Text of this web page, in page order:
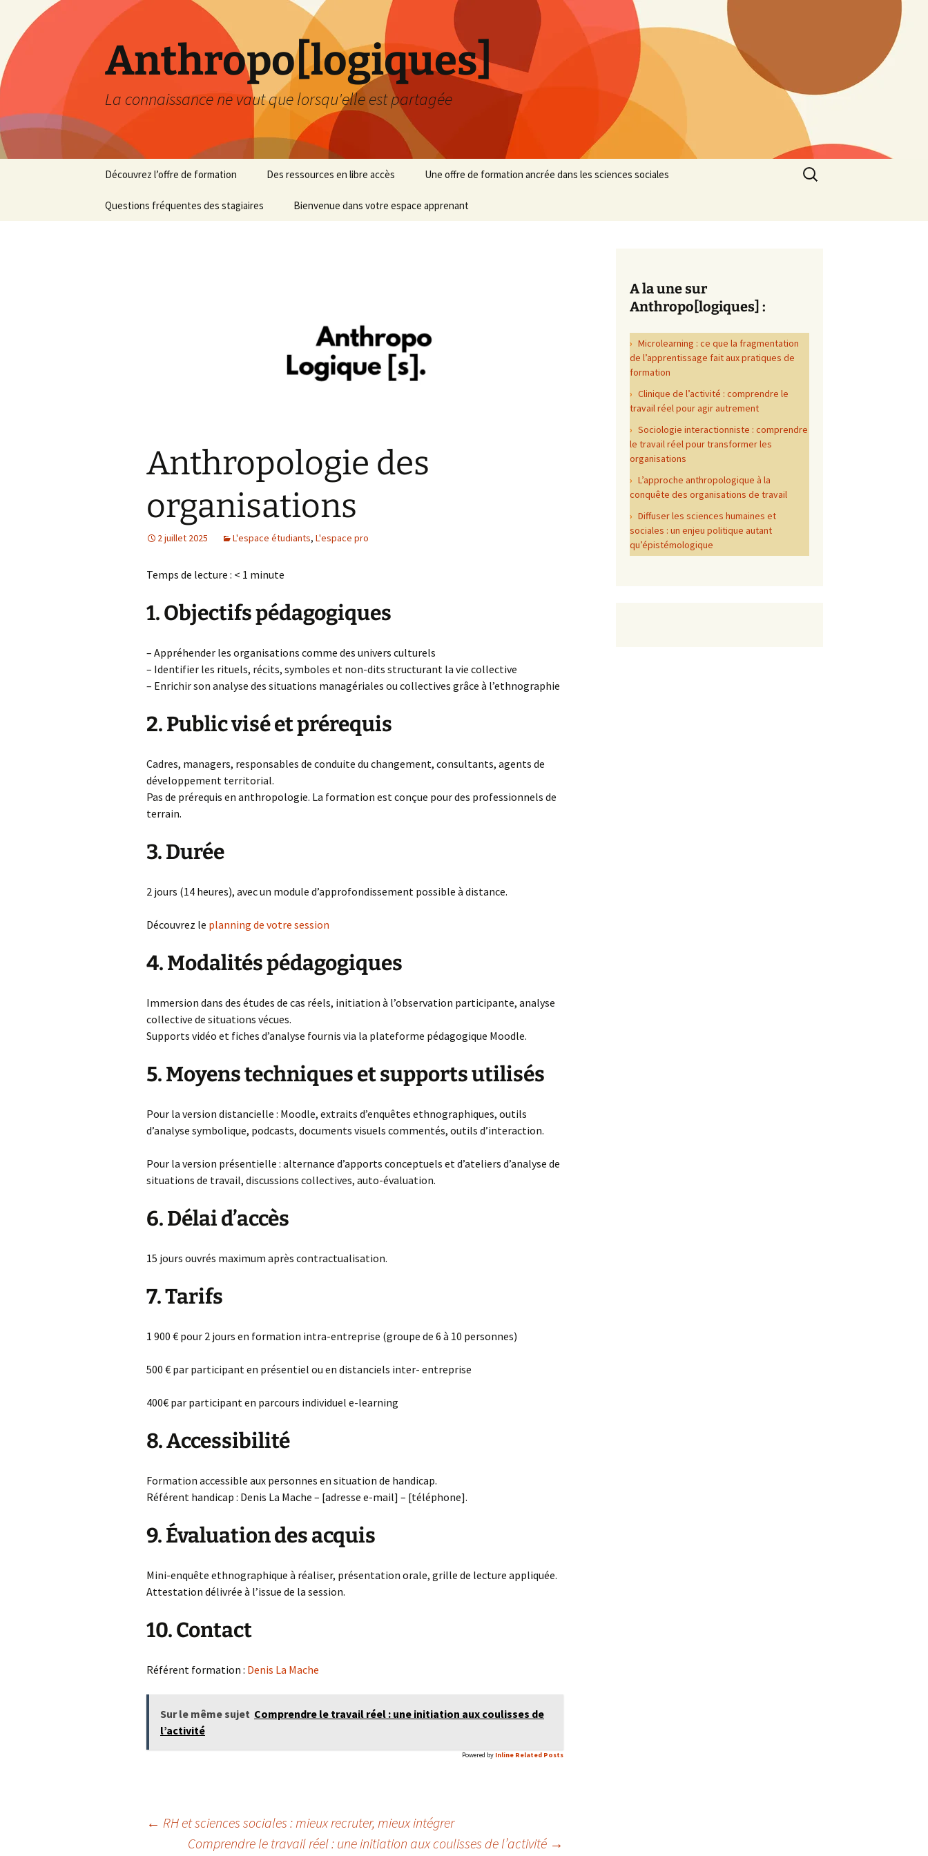
contenu
Anthropo[logiques]
La connaissance ne vaut que lorsqu'elle est partagée
Découvrez l’offre de formation Des ressources en libre accès Une offre de formation ancrée dans les sciences sociales
Questions fréquentes des stagiaires Bienvenue dans votre espace apprenant
Rechercher :
Anthropologie des
organisations
2 juillet 2025 L'espace étudiants, L'espace pro
Temps de lecture : < 1 minute
1. Objectifs pédagogiques
– Appréhender les organisations comme des univers culturels
– Identifier les rituels, récits, symboles et non-dits structurant la vie collective
– Enrichir son analyse des situations managériales ou collectives grâce à l’ethnographie
2. Public visé et prérequis
Cadres, managers, responsables de conduite du changement, consultants, agents de
développement territorial.
Pas de prérequis en anthropologie. La formation est conçue pour des professionnels de
terrain.
3. Durée
2 jours (14 heures), avec un module d’approfondissement possible à distance.
Découvrez le planning de votre session
4. Modalités pédagogiques
Immersion dans des études de cas réels, initiation à l’observation participante, analyse
collective de situations vécues.
Supports vidéo et fiches d’analyse fournis via la plateforme pédagogique Moodle.
5. Moyens techniques et supports utilisés
Pour la version distancielle : Moodle, extraits d’enquêtes ethnographiques, outils
d’analyse symbolique, podcasts, documents visuels commentés, outils d’interaction.
Pour la version présentielle : alternance d’apports conceptuels et d’ateliers d’analyse de
situations de travail, discussions collectives, auto-évaluation.
6. Délai d’accès
15 jours ouvrés maximum après contractualisation.
7. Tarifs
1 900 € pour 2 jours en formation intra-entreprise (groupe de 6 à 10 personnes)
500 € par participant en présentiel ou en distanciels inter- entreprise
400€ par participant en parcours individuel e-learning
8. Accessibilité
Formation accessible aux personnes en situation de handicap.
Référent handicap : Denis La Mache – [adresse e-mail] – [téléphone].
9. Évaluation des acquis
Mini-enquête ethnographique à réaliser, présentation orale, grille de lecture appliquée.
Attestation délivrée à l’issue de la session.
10. Contact
Référent formation : Denis La Mache
Sur le même sujet Comprendre le travail réel : une initiation aux coulisses de
l’activité
Powered by Inline Related Posts
Navigation
← RH et sciences sociales : mieux recruter, mieux intégrer
Comprendre le travail réel : une initiation aux coulisses de l’activité →
A la une sur
Anthropo[logiques] :
Microlearning : ce que la fragmentation
de l’apprentissage fait aux pratiques de
formation
Clinique de l’activité : comprendre le
travail réel pour agir autrement
Sociologie interactionniste : comprendre
le travail réel pour transformer les
organisations
L’approche anthropologique à la
conquête des organisations de travail
Diffuser les sciences humaines et
sociales : un enjeu politique autant
qu’épistémologique